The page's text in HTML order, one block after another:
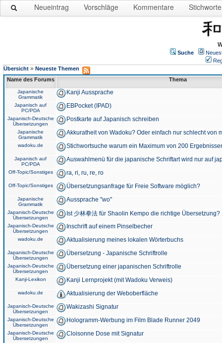
Neueintrag Vorschläge Kommentare Stichworte
Suche
Übersicht » Neueste Themen
Name des Forums
Thema
Japanische
Grammatik
Kanji Aussprache
Japanisch auf
PC/PDA
EBPocket (IPAD)
Japanisch-Deutsche
Übersetzungen
Postkarte auf Japanisch schreiben
Japanische
Grammatik
Akkuratheit von Wadoku? Oder einfach nur schlecht von
wadoku.de Stichwortsuche warum ein Maximum von 200
Japanisch auf
PC/PDA
Auswahlmenü für die japanische Schriftart wird nur auf
Off-Topic/Sonstiges ra, ri, ru, re, ro
Off-Topic/Sonstiges Übersetzungsanfrage für Freie Software möglich?
Japanische
Grammatik
Aussprache "wo"
Japanisch-Deutsche
Übersetzungen
Ist 少林拳法 für Shaolin Kempo die richtige Übersetzung?
Japanisch-Deutsche
Übersetzungen
Inschrift auf einem Pinselbecher
wadoku.de Aktualisierung meines lokalen Wörterbuchs
Japanisch-Deutsche
Übersetzungen
Übersetzung - Japanische Schriftrolle
Japanisch-Deutsche
Übersetzungen
Übersetzung einer japanischen Schriftrolle
Kanji-Lexikon Kanji Lernprojekt (mit Wadoku Verweis)
wadoku.de Aktualisierung der Weboberfläche
Japanisch-Deutsche
Übersetzungen
Wakizashi Signatur
Japanisch-Deutsche
Übersetzungen
Hologramm-Werbung im Film Blade Runner 2049
Japanisch-Deutsche
Übersetzungen
Cloisonne Dose mit Signatur